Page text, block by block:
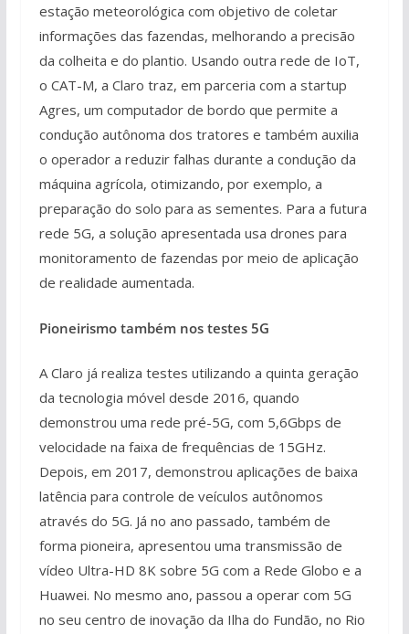
estação meteorológica com objetivo de coletar
informações das fazendas, melhorando a precisão
da colheita e do plantio. Usando outra rede de IoT,
o CAT-M, a Claro traz, em parceria com a startup
Agres, um computador de bordo que permite a
condução autônoma dos tratores e também auxilia
o operador a reduzir falhas durante a condução da
máquina agrícola, otimizando, por exemplo, a
preparação do solo para as sementes. Para a futura
rede 5G, a solução apresentada usa drones para
monitoramento de fazendas por meio de aplicação
de realidade aumentada.
Pioneirismo também nos testes 5G
A Claro já realiza testes utilizando a quinta geração
da tecnologia móvel desde 2016, quando
demonstrou uma rede pré-5G, com 5,6Gbps de
velocidade na faixa de frequências de 15GHz.
Depois, em 2017, demonstrou aplicações de baixa
latência para controle de veículos autônomos
através do 5G. Já no ano passado, também de
forma pioneira, apresentou uma transmissão de
vídeo Ultra-HD 8K sobre 5G com a Rede Globo e a
Huawei. No mesmo ano, passou a operar com 5G
no seu centro de inovação da Ilha do Fundão, no Rio